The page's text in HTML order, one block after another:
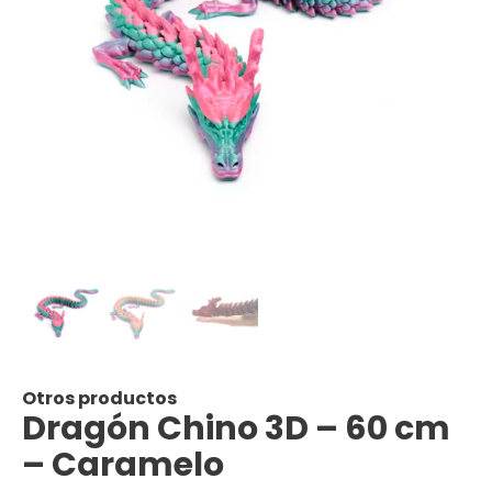
Otros productos
Dragón Chino 3D – 60 cm
– Caramelo